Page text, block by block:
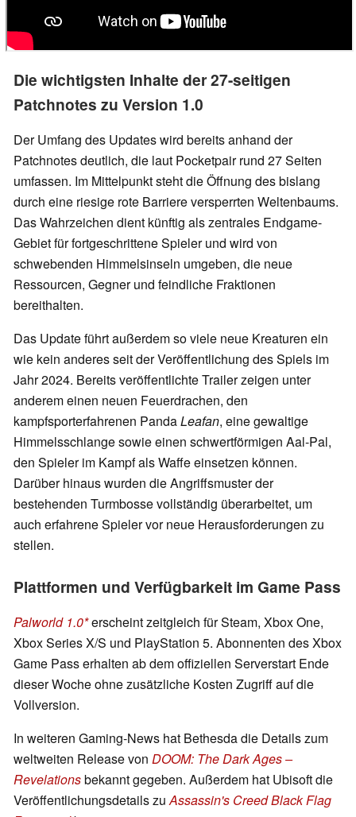
Die wichtigsten Inhalte der 27-seitigen
Patchnotes zu Version 1.0
Der Umfang des Updates wird bereits anhand der
Patchnotes deutlich, die laut Pocketpair rund 27 Seiten
umfassen. Im Mittelpunkt steht die Öffnung des bislang
durch eine riesige rote Barriere versperrten Weltenbaums.
Das Wahrzeichen dient künftig als zentrales Endgame-
Gebiet für fortgeschrittene Spieler und wird von
schwebenden Himmelsinseln umgeben, die neue
Ressourcen, Gegner und feindliche Fraktionen
bereithalten.
Das Update führt außerdem so viele neue Kreaturen ein
wie kein anderes seit der Veröffentlichung des Spiels im
Jahr 2024. Bereits veröffentlichte Trailer zeigen unter
anderem einen neuen Feuerdrachen, den
kampfsporterfahrenen PandaLeafan, eine gewaltige
Himmelsschlange sowie einen schwertförmigen Aal-Pal,
den Spieler im Kampf als Waffe einsetzen können.
Darüber hinaus wurden die Angriffsmuster der
bestehenden Turmbosse vollständig überarbeitet, um
auch erfahrene Spieler vor neue Herausforderungen zu
stellen.
Plattformen und Verfügbarkeit im Game Pass
Palworld 1.0 erscheint zeitgleich für Steam, Xbox One,
Xbox Series X/S und PlayStation 5. Abonnenten des Xbox
Game Pass erhalten ab dem offiziellen Serverstart Ende
dieser Woche ohne zusätzliche Kosten Zugriff auf die
Vollversion.
In weiteren Gaming-News hat Bethesda die Details zum
weltweiten Release von DOOM: The Dark Ages –
Revelationsbekannt gegeben. Außerdem hat Ubisoft die
Veröffentlichungsdetails zuAssassin's Creed Black Flag